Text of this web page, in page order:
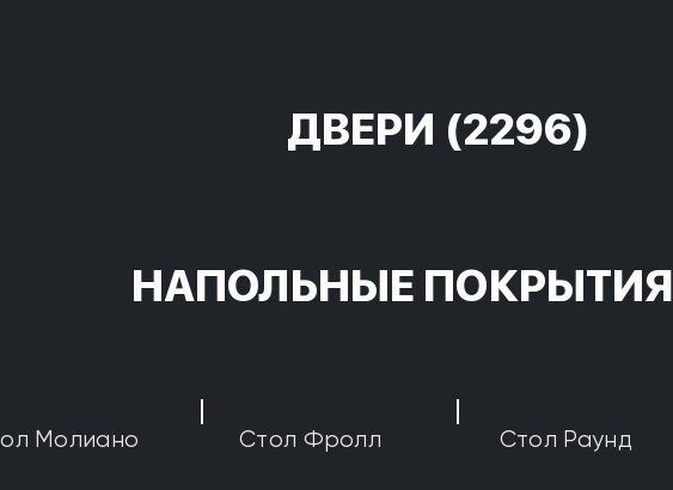
ДВЕРИ (2296)
НАПОЛЬНЫЕ ПОКРЫТИЯ
Молиано Стол Фролл Стол Раунд